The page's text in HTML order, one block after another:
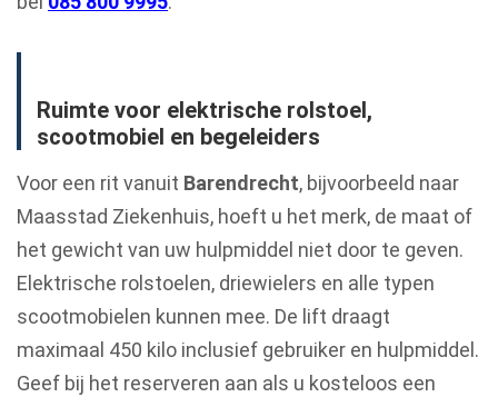
Ruimte voor elektrische rolstoel,
scootmobiel en begeleiders
Voor een rit vanuit Barendrecht, bijvoorbeeld naar
Maasstad Ziekenhuis, hoeft u het merk, de maat of
het gewicht van uw hulpmiddel niet door te geven.
Elektrische rolstoelen, driewielers en alle typen
scootmobielen kunnen mee. De lift draagt
maximaal 450 kilo inclusief gebruiker en hulpmiddel.
Geef bij het reserveren aan als u kosteloos een